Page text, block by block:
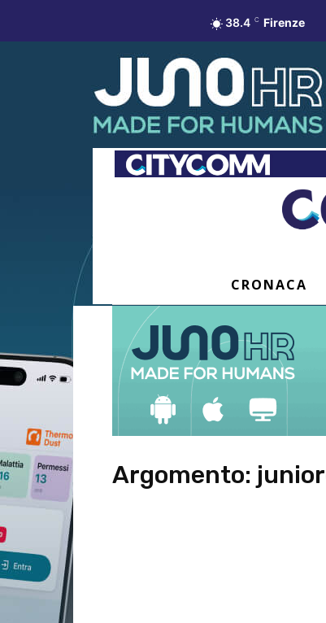
38.4 C Firenze
CRONACA
Argomento: